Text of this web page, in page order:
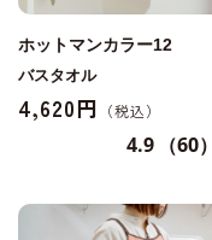
ホットマンカラー12
バスタオル
4,620円
4.9 （60）